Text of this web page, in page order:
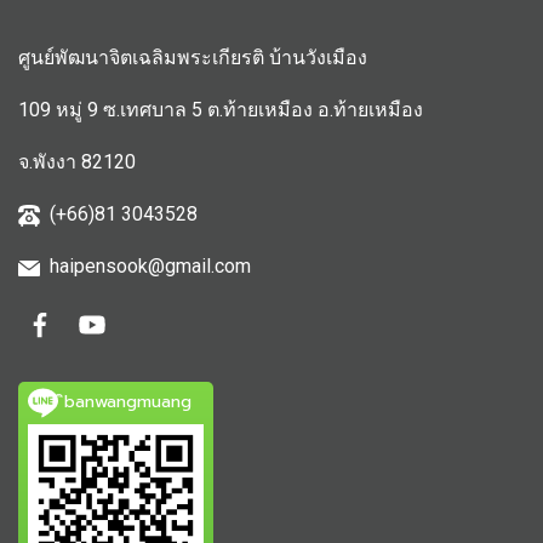
ศูนย์พัฒนาจิตเฉลิมพระเกียรติ บ้านวังเมือง
109 หมู่ 9 ซ.เทศบาล 5 ต.ท้ายเหมือง อ.ท้ายเหมือง
จ.พังงา 82120
(+66)81 3043528
haipensook@gmail.com
ิbanwangmuang